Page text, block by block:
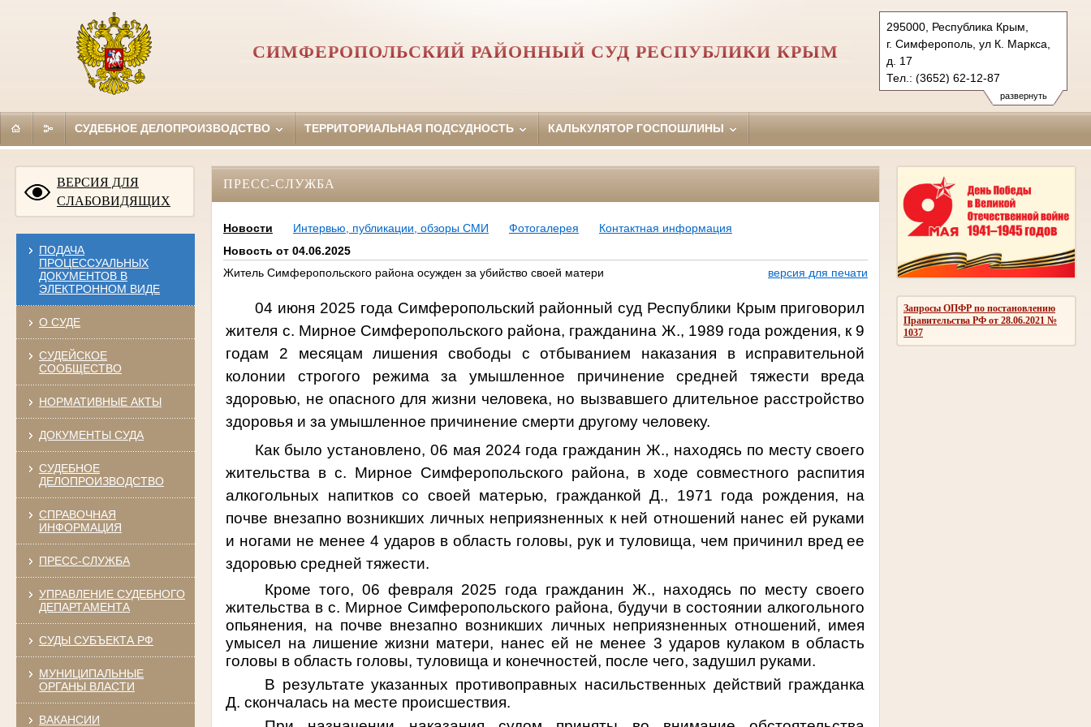
развернуть
295000, Республика Крым,
г. Симферополь, ул К. Маркса,
д. 17
Тел.: (3652) 62-12-87
simpheropolskiy.krm@sudrf.ru
СИМФЕРОПОЛЬСКИЙ РАЙОННЫЙ СУД РЕСПУБЛИКИ КРЫМ
СУДЕБНОЕ ДЕЛОПРОИЗВОДСТВО ТЕРРИТОРИАЛЬНАЯ ПОДСУДНОСТЬ КАЛЬКУЛЯТОР ГОСПОШЛИНЫ
ВЕРСИЯ ДЛЯ
СЛАБОВИДЯЩИХ
ПОДАЧА
ПРОЦЕССУАЛЬНЫХ
ДОКУМЕНТОВ В
ЭЛЕКТРОННОМ ВИДЕ
О СУДЕ
СУДЕЙСКОЕ
СООБЩЕСТВО
НОРМАТИВНЫЕ АКТЫ
ДОКУМЕНТЫ СУДА
СУДЕБНОЕ
ДЕЛОПРОИЗВОДСТВО
СПРАВОЧНАЯ
ИНФОРМАЦИЯ
ПРЕСС-СЛУЖБА
УПРАВЛЕНИЕ СУДЕБНОГО
ДЕПАРТАМЕНТА
СУДЫ СУБЪЕКТА РФ
МУНИЦИПАЛЬНЫЕ
ОРГАНЫ ВЛАСТИ
ВАКАНСИИ
Запросы ОПФР по постановлению
Правительства РФ от 28.06.2021 №
1037
ПРЕСС-СЛУЖБА
Новости Интервью, публикации, обзоры СМИ Фотогалерея
Контактная информация
Новость от 04.06.2025
Житель Симферопольского района осужден за убийство своей матери
версия для печати
04 июня 2025 года Симферопольский районный суд Республики Крым приговорил
жителя с. Мирное Симферопольского района, гражданина Ж., 1989 года рождения, к 9
годам 2 месяцам лишения свободы с отбыванием наказания в исправительной
колонии строгого режима за умышленное причинение средней тяжести вреда
здоровью, не опасного для жизни человека, но вызвавшего длительное расстройство
здоровья и за умышленное причинение смерти другому человеку.
Как было установлено, 06 мая 2024 года гражданин Ж., находясь по месту своего
жительства в с. Мирное Симферопольского района, в ходе совместного распития
алкогольных напитков со своей матерью, гражданкой Д., 1971 года рождения, на
почве внезапно возникших личных неприязненных к ней отношений нанес ей руками
и ногами не менее 4 ударов в область головы, рук и туловища, чем причинил вред ее
здоровью средней тяжести.
Кроме того, 06 февраля 2025 года гражданин Ж., находясь по месту своего
жительства в с. Мирное Симферопольского района, будучи в состоянии алкогольного
опьянения, на почве внезапно возникших личных неприязненных отношений, имея
умысел на лишение жизни матери, нанес ей не менее 3 ударов кулаком в область
головы в область головы, туловища и конечностей, после чего, задушил руками.
В результате указанных противоправных насильственных действий гражданка
Д. скончалась на месте происшествия.